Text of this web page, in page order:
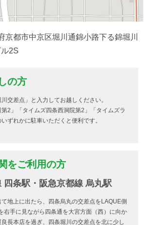
京都市中京区堀川通錦小路下る錦堀川
2S
の方
交差点」と入力してお越しください。
第2」「タイムズ四条西洞院第2」「タイムズラ
ずれかに駐車いただくと便利です。
をご利用の方
四条駅・阪急京都線 烏丸駅
地上に出たら、四条烏丸の交差点をLAQUE側
右手に見ながら四条通を大宮方面（西）に向か
長本店を過ぎ、四条堀川の交差点を北に少し